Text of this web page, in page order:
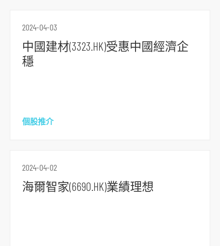
2024-04-03
中國建材(3323.HK)受惠中國經濟企
穩
個股推介
2024-04-02
海爾智家(6690.HK)業績理想